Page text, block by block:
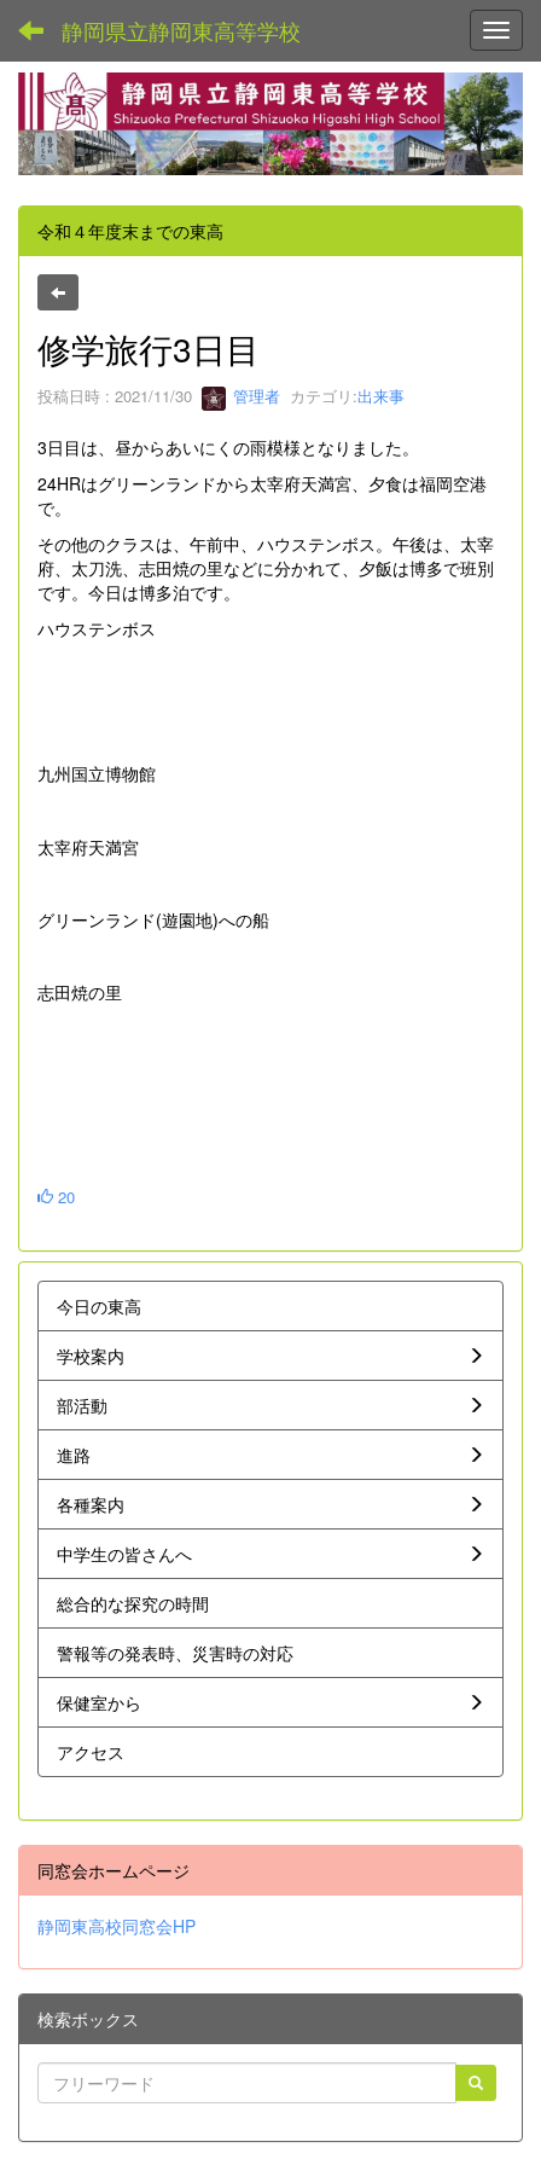
静岡県立静岡東高等学校
令和４年度末までの東高
修学旅行3日目
投稿日時 : 2021/11/30 管理者 カテゴリ:出来事
3日目は、昼からあいにくの雨模様となりました。
24HRはグリーンランドから太宰府天満宮、夕食は福岡空港
で。
その他のクラスは、午前中、ハウステンボス。午後は、太宰
府、太刀洗、志田焼の里などに分かれて、夕飯は博多で班別
です。今日は博多泊です。
ハウステンボス
九州国立博物館
太宰府天満宮
グリーンランド(遊園地)への船
志田焼の里
20
今日の東高
学校案内
部活動
進路
各種案内
中学生の皆さんへ
総合的な探究の時間
警報等の発表時、災害時の対応
保健室から
アクセス
同窓会ホームページ
静岡東高校同窓会HP
検索ボックス